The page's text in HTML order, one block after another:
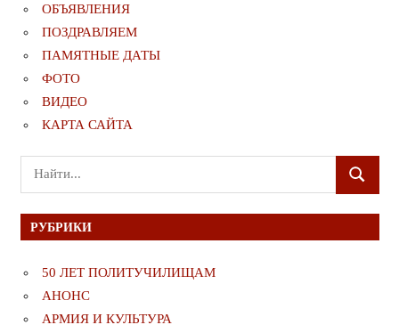
ОБЪЯВЛЕНИЯ
ПОЗДРАВЛЯЕМ
ПАМЯТНЫЕ ДАТЫ
ФОТО
ВИДЕО
КАРТА САЙТА
Поиск
для:
ПОИСК
РУБРИКИ
50 ЛЕТ ПОЛИТУЧИЛИЩАМ
АНОНС
АРМИЯ И КУЛЬТУРА